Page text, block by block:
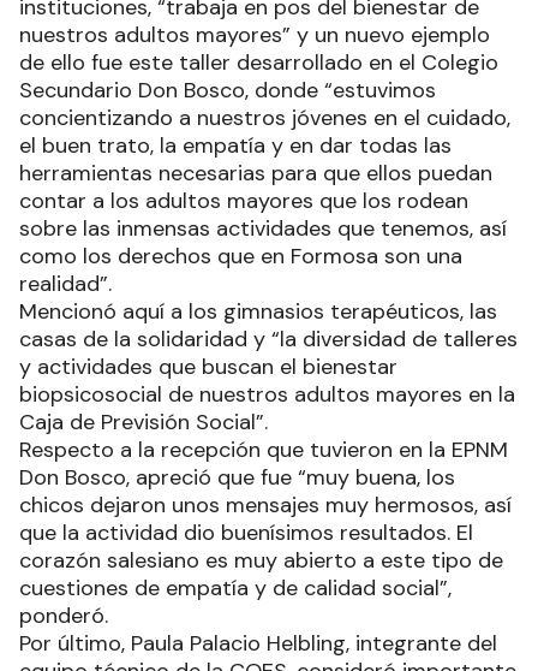
instituciones, “trabaja en pos del bienestar de
nuestros adultos mayores” y un nuevo ejemplo
de ello fue este taller desarrollado en el Colegio
Secundario Don Bosco, donde “estuvimos
concientizando a nuestros jóvenes en el cuidado,
el buen trato, la empatía y en dar todas las
herramientas necesarias para que ellos puedan
contar a los adultos mayores que los rodean
sobre las inmensas actividades que tenemos, así
como los derechos que en Formosa son una
realidad”.
Mencionó aquí a los gimnasios terapéuticos, las
casas de la solidaridad y “la diversidad de talleres
y actividades que buscan el bienestar
biopsicosocial de nuestros adultos mayores en la
Caja de Previsión Social”.
Respecto a la recepción que tuvieron en la EPNM
Don Bosco, apreció que fue “muy buena, los
chicos dejaron unos mensajes muy hermosos, así
que la actividad dio buenísimos resultados. El
corazón salesiano es muy abierto a este tipo de
cuestiones de empatía y de calidad social”,
ponderó.
Por último, Paula Palacio Helbling, integrante del